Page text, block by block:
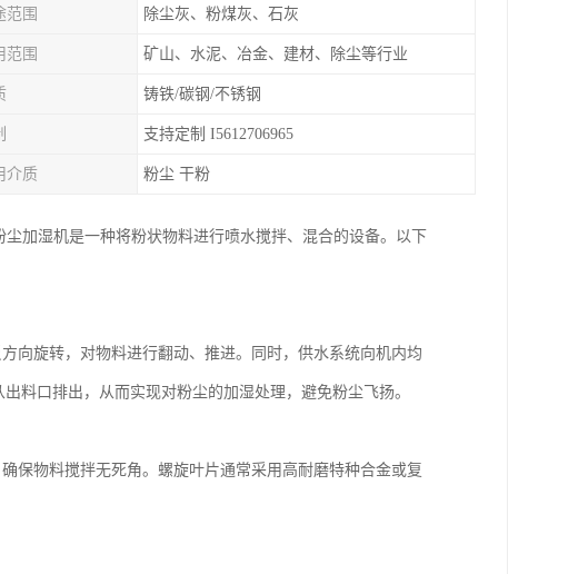
范围 除尘灰、粉煤灰、石灰
范围 矿山、水泥、冶金、建材、除尘等行业
铸铁/碳钢/不锈钢
支持定制 I5612706965
介质 粉尘 干粉
加湿机是一种将粉状物料进行喷水搅拌、混合的设备。以下
向旋转，对物料进行翻动、推进。同时，供水系统向机内均
料口排出，从而实现对粉尘的加湿处理，避免粉尘飞扬。
物料搅拌无死角。螺旋叶片通常采用高耐磨特种合金或复